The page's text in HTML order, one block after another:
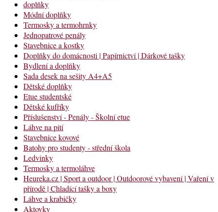
doplňky
Módní doplňky
Termosky a termohrnky
Jednopatrové penály
Stavebnice a kostky
Doplňky do domácnosti | Papírnictví | Dárkové tašky
Bydlení a doplňky
Sada desek na sešity A4+A5
Dětské doplňky
Etue studentské
Dětské kufříky
Příslušenství - Penály - Školní etue
Láhve na pití
Stavebnice kovové
Batohy pro studenty - střední škola
Ledvinky
Termosky a termoláhve
Heureka.cz | Sport a outdoor | Outdoorové vybavení | Vaření v
přírodě | Chladící tašky a boxy
Láhve a krabičky
Aktovky